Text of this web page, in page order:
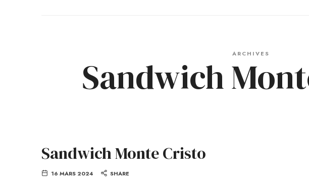
ARCHIVES
Sandwich
Sandwich Monte Cristo
16 MARS 2024 SHARE